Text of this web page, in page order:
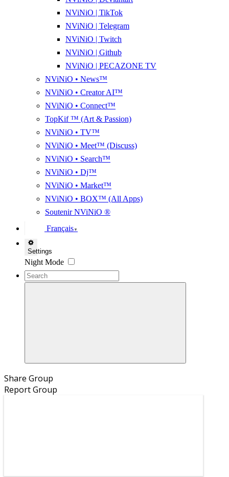
NViNiO | TikTok
NViNiO | Telegram
NViNiO | Twitch
NViNiO | Github
NViNiO | PECAZONE TV
NViNiO • News™
NViNiO • Creator AI™
NViNiO • Connect™
TopKif ™ (Art & Passion)
NViNiO • TV™
NViNiO • Meet™ (Discuss)
NViNiO • Search™
NViNiO • Dj™
NViNiO • Market™
NViNiO • BOX™ (All Apps)
Soutenir NViNiO ®
Français ▼
Settings
Night Mode
Share Group
Report Group